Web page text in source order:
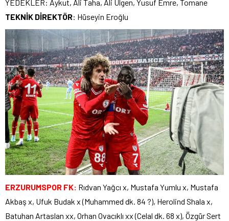
YEDEKLER: Aykut, Ali Taha, Ali Ülgen, Yusuf Emre, Tomane
TEKNİK DİREKTÖR: Hüseyin Eroğlu
ERZURUMSPOR FK: Rıdvan Yağcı x, Mustafa Yumlu x, Mustafa
Akbaş x, Ufuk Budak x (Muhammed dk. 84 ?), Herolind Shala x,
Batuhan Artaslan xx, Orhan Ovacıklı xx (Celal dk. 68 x), Özgür Sert